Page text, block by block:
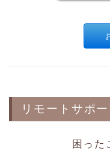
リモートサポ
困った